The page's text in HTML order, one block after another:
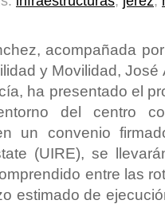
acompañada
y Movilidad,
ha presentado el
del centro
un convenio
(UIRE), se
entre las
estimado de